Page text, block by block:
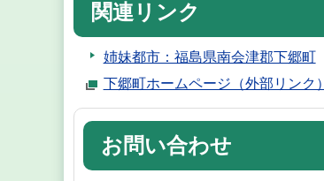
関連リンク
姉妹都市：福島県南会津郡下郷町
下郷町ホームページ（外部リンク）
お問い合わせ